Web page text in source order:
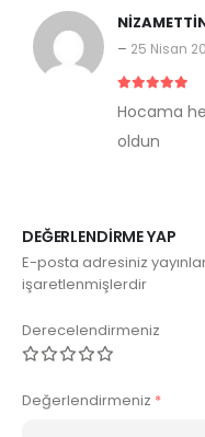
– 25 Nisan
Hocama
oldun
DEĞERLENDIRME YAP
E-posta adresiniz
işaretlenmişlerdir
Derecelendirmeniz
Değerlendirmeniz *